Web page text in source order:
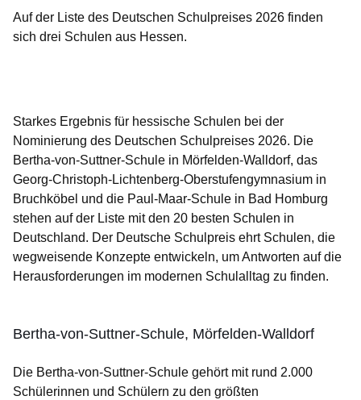
Auf der Liste des Deutschen Schulpreises 2026 finden
sich drei Schulen aus Hessen.
Starkes Ergebnis für hessische Schulen bei der
Nominierung des Deutschen Schulpreises 2026. Die
Bertha-von-Suttner-Schule in Mörfelden-Walldorf, das
Georg-Christoph-Lichtenberg-Oberstufengymnasium in
Bruchköbel und die Paul-Maar-Schule in Bad Homburg
stehen auf der Liste mit den 20 besten Schulen in
Deutschland. Der Deutsche Schulpreis ehrt Schulen, die
wegweisende Konzepte entwickeln, um Antworten auf die
Herausforderungen im modernen Schulalltag zu finden.
Bertha-von-Suttner-Schule, Mörfelden-Walldorf
Die Bertha-von-Suttner-Schule gehört mit rund 2.000
Schülerinnen und Schülern zu den größten